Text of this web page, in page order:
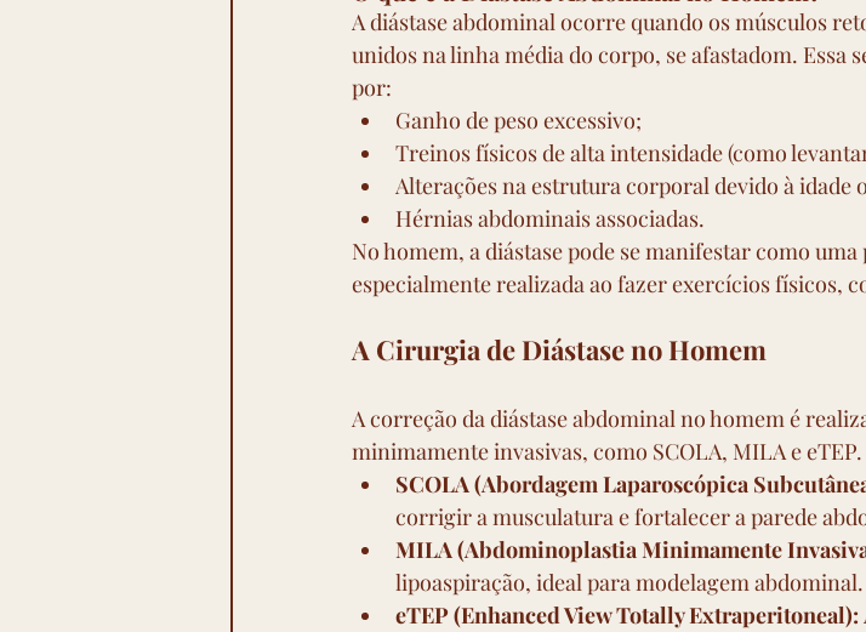
A diástase abdominal ocorre quando os músculos
unidos na linha média do corpo, se afastadom. Essa
por:
Ganho de peso excessivo;
Treinos físicos de alta intensidade (como
Alterações na estrutura corporal devido à idade
Hérnias abdominais associadas.
No homem, a diástase pode se manifestar como
especialmente realizada ao fazer exercícios físicos,
A Cirurgia de Diástase no Homem
A correção da diástase abdominal no homem é
minimamente invasivas, como SCOLA, MILA e eTEP.
SCOLA (Abordagem Laparoscópica
corrigir a musculatura e fortalecer a parede
MILA (Abdominoplastia Minimamente
lipoaspiração, ideal para modelagem abdominal.
eTEP (Enhanced View Totally Extraperitoneal):